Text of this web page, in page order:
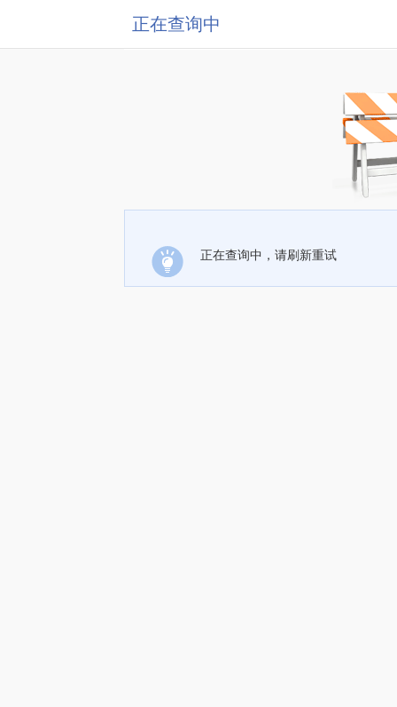
正在查询中
正在查询中，请刷新重试